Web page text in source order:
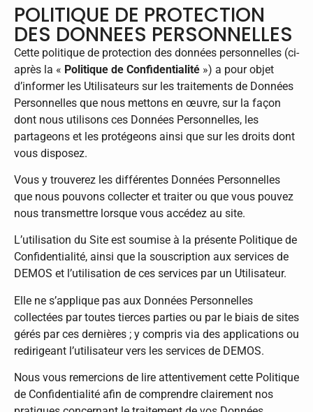
POLITIQUE DE PROTECTION
DES DONNEES PERSONNELLES
Cette politique de protection des données personnelles (ci-
après la « Politique de Confidentialité ») a pour objet
d’informer les Utilisateurs sur les traitements de Données
Personnelles que nous mettons en œuvre, sur la façon
dont nous utilisons ces Données Personnelles, les
partageons et les protégeons ainsi que sur les droits dont
vous disposez.
Vous y trouverez les différentes Données Personnelles
que nous pouvons collecter et traiter ou que vous pouvez
nous transmettre lorsque vous accédez au site.
L’utilisation du Site est soumise à la présente Politique de
Confidentialité, ainsi que la souscription aux services de
DEMOS et l’utilisation de ces services par un Utilisateur.
Elle ne s’applique pas aux Données Personnelles
collectées par toutes tierces parties ou par le biais de sites
gérés par ces dernières ; y compris via des applications ou
redirigeant l’utilisateur vers les services de DEMOS.
Nous vous remercions de lire attentivement cette Politique
de Confidentialité afin de comprendre clairement nos